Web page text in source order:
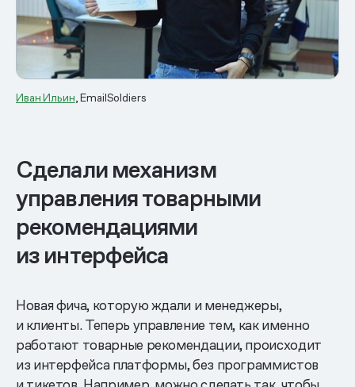
Иван Ильин, EmailSoldiers
Сделали механизм
управления товарными
рекомендациями
из интерфейса
Новая фича, которую ждали и менеджеры,
и клиенты. Теперь управление тем, как именно
работают товарные рекомендации, происходит
из интерфейса платформы, без программистов